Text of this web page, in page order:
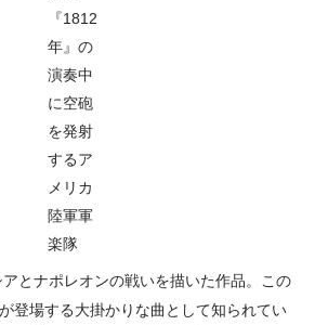
『1812
年』の
演奏中
に空砲
を発射
するア
メリカ
陸軍軍
楽隊
とナポレオンの戦いを描いた作品。この
登場する大掛かりな曲として知られてい